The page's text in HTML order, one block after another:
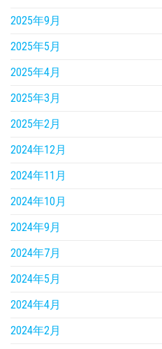
2025年9月
2025年5月
2025年4月
2025年3月
2025年2月
2024年12月
2024年11月
2024年10月
2024年9月
2024年7月
2024年5月
2024年4月
2024年2月